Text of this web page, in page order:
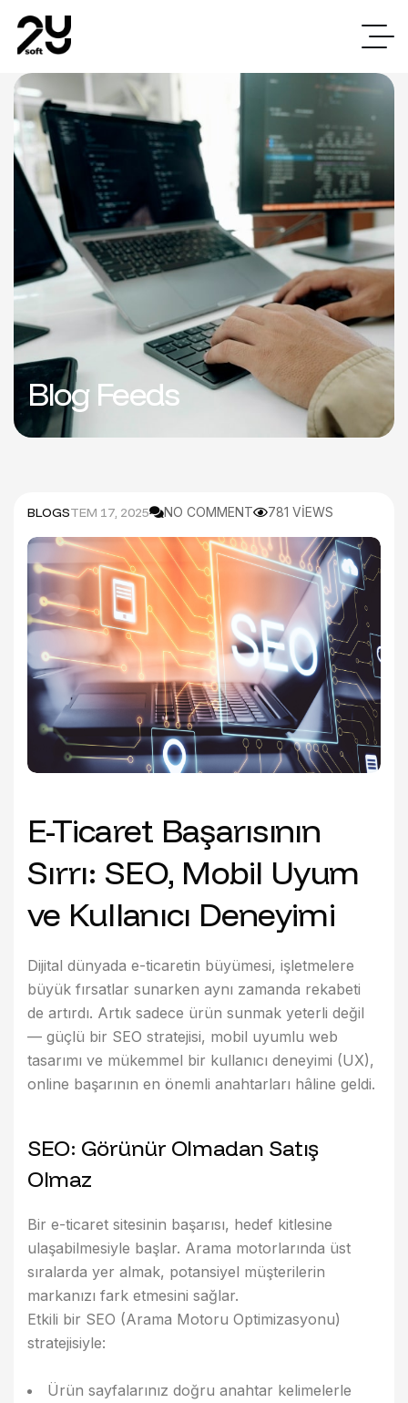
Blog Feeds
BLOGSTEM 17, 2025 NO COMMENT 781 VIEWS
E-Ticaret Başarısının
Sırrı: SEO, Mobil Uyum
ve Kullanıcı Deneyimi
Dijital dünyada e-ticaretin büyümesi, işletmelere
büyük fırsatlar sunarken aynı zamanda rekabeti
de artırdı. Artık sadece ürün sunmak yeterli değil
— güçlü bir SEO stratejisi, mobil uyumlu web
tasarımı ve mükemmel bir kullanıcı deneyimi (UX),
online başarının en önemli anahtarları hâline geldi.
SEO: Görünür Olmadan Satış
Olmaz
Bir e-ticaret sitesinin başarısı, hedef kitlesine
ulaşabilmesiyle başlar. Arama motorlarında üst
sıralarda yer almak, potansiyel müşterilerin
markanızı fark etmesini sağlar.
Etkili bir SEO (Arama Motoru Optimizasyonu)
stratejisiyle:
Ürün sayfalarınız doğru anahtar kelimelerle